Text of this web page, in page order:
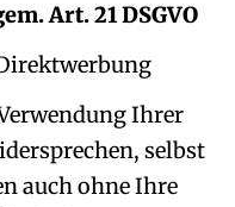
Art. 21 DSGVO
Ihrer
selbst
auch ohne Ihre